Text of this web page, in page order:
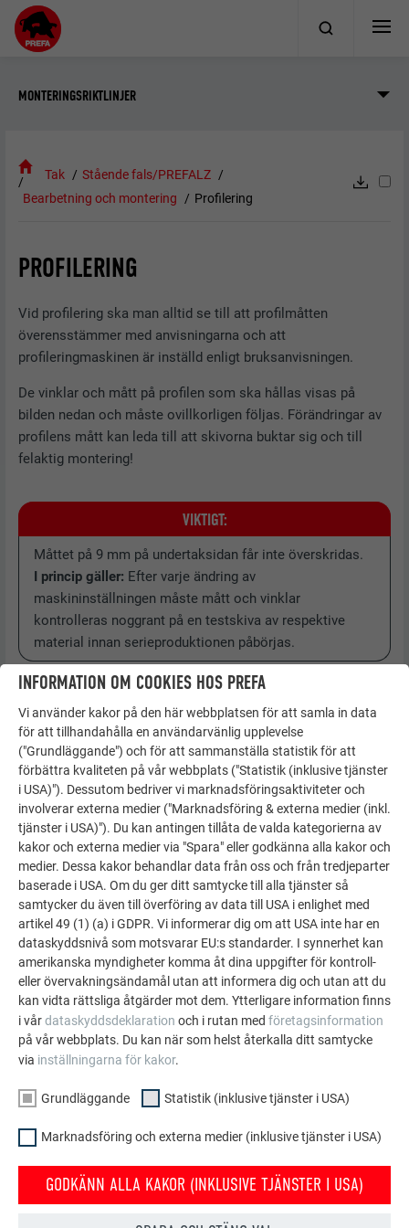
MONTERINGSRIKTLINJER
Tak
Stående fals/PREFALZ
Bearbetning och montering
Profilering
PROFILERING
Vid profilering ska man alltid se till att profilmåtten
överensstämmer med anvisningarna och att
profileringmaskinen är inställd enligt bruksanvisningen.
De vinklar och mått på profilen som ska hållas visas på
bilden nedan och måste ovillkorligen följas. Förändringar av
profilens mått kan leda till att skivorna buktar sig och till
felaktig montering!
VIKTIGT:
Måttet på 9 mm på undertaksidan får inte överskridas.
I princip gäller: Efter varje ändring av
maskininställningen måste mått och vinklar
kontrolleras noggrant på en testskiva av respektive
material innan serieproduktionen påbörjas.
Vinklar och mått på profil med dubbel ståndfals (A =
axelmått)
Beroende på vilket profilsystem som används kan måtten
variera något.
För blanka PREFALZ-banor krävs ytterligare
åtgärder. För att den utan problem ska glida genom de
INFORMATION OM COOKIES HOS PREFA
Vi använder kakor på den här webbplatsen för att samla in data
för att tillhandahålla en användarvänlig upplevelse
("Grundläggande") och för att sammanställa statistik för att
förbättra kvaliteten på vår webbplats ("Statistik (inklusive tjänster
i USA)"). Dessutom bedriver vi marknadsföringsaktiviteter och
involverar externa medier ("Marknadsföring & externa medier (inkl.
tjänster i USA)"). Du kan antingen tillåta de valda kategorierna av
kakor och externa medier via "Spara" eller godkänna alla kakor och
medier. Dessa kakor behandlar data från oss och från tredjeparter
baserade i USA. Om du ger ditt samtycke till alla tjänster så
samtycker du även till överföring av data till USA i enlighet med
artikel 49 (1) (a) i GDPR. Vi informerar dig om att USA inte har en
dataskyddsnivå som motsvarar EU:s standarder. I synnerhet kan
amerikanska myndigheter komma åt dina uppgifter för kontroll-
eller övervakningsändamål utan att informera dig och utan att du
kan vidta rättsliga åtgärder mot dem. Ytterligare information finns
i vårdataskyddsdeklaration och i rutan med företagsinformation
på vår webbplats. Du kan när som helst återkalla ditt samtycke
via inställningarna för kakor.
Grundläggande Statistik (inklusive tjänster i USA)
Marknadsföring och externa medier (inklusive tjänster i USA)
GODKÄNN ALLA KAKOR (INKLUSIVE TJÄNSTER I USA)